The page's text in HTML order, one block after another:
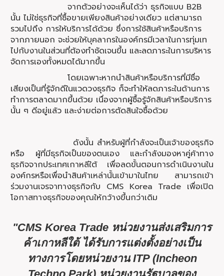
จากตัวอย่างจะเห็นได้ว่า ธุรกิจแบบ B2B
นั้น ไม่ใช่ธุรกิจที่ซื้อขายเพียงสินค้าอย่างเดียว แต่สามารถ
รวมไปถึง การให้บริการได้ด้วย ซึ่งการใช้สินค้าหรือบริการ
จากภายนอก จะช่วยให้บุคลากรในองค์กรมีเวลาในการทุ่มเท
ไปกับงานในส่วนที่ต้องทำชัดเจนขึ้น และลดภาระในการบริหาร
จัดการเองทั้งหมดได้มากขึ้น
โดยเฉพาะหากนำสินค้าหรือบริการที่มีชื่อ
เสียงเป็นที่รู้จักดีในแวดวงธุรกิจ ก็จะทำให้ลดภาระในด้านการ
ทำการตลาดมากขึ้นด้วย เนื่องจากผู้ซื้อรู้จักสินค้าหรือบริการ
นั้น ๆ ดีอยู่แล้ว และง่ายต่อการตัดสินใจซื้อด้วย
ดังนั้น สำหรับผู้ที่กำลังจะเป็นเจ้าของธุรกิจ
หรือ ผู้ที่มีธุรกิจเป็นของตนเอง และกำลังมองหาคู่ค้าทาง
ธุรกิจจากประเทศเกาหลีใต้ เพื่อลดขั้นตอนการดำเนินงานใน
องค์กรหรือเพื่อนำสินค้าเหล่านั้นเข้ามาในไทย สามารถเข้า
ร่วมงานเจรจาทางธุรกิจกับ CMS Korea Trade เพื่อเปิด
โอกาสทางธุรกิจของคุณให้กว้างขึ้นกว่าเดิม
"CMS Korea Trade หน่วยงานส่งเสริมการ
ค้าเกาหลีใต้ ได้รับการแต่งตั้งอย่างเป็น
ทางการโดยหน่วยงาน ITP (Incheon